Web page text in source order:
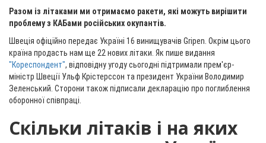
Разом із літаками ми отримаємо ракети, які можуть вирішити
проблему з КАБами російських окупантів.
Швеція офіційно передає Україні 16 винищувачів Gripen. Окрім цього
країна продасть нам ще 22 нових літаки. Як пише видання
"Кореспондент", відповідну угоду сьогодні підтримали прем'єр-
міністр Швеції Ульф Крістерссон та президент України Володимир
Зеленський. Сторони також підписали декларацію про поглиблення
оборонної співпраці.
Скільки літаків і на яких